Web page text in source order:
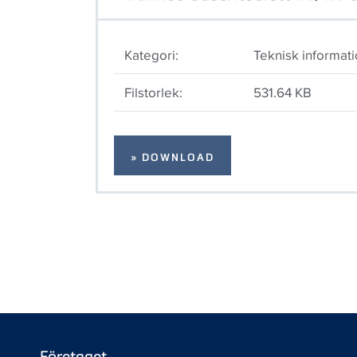
Kategori:
Teknisk
Filstorlek:
531.64 KB
» DOWNLOAD